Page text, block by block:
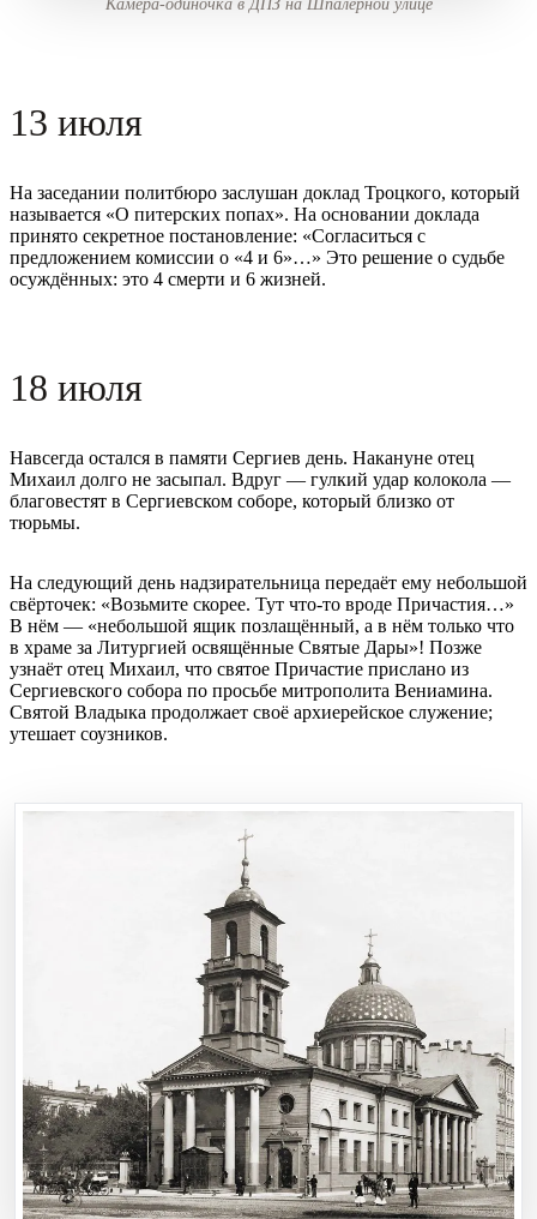
Камера-одиночка в ДПЗ на Шпалерной улице
13 июля
На заседании политбюро заслушан доклад Троцкого, который
называется «О питерских попах». На основании доклада
принято секретное постановление: «Согласиться с
предложением комиссии о «4 и 6»…» Это решение о судьбе
осуждённых: это 4 смерти и 6 жизней.
18 июля
Навсегда остался в памяти Сергиев день. Накануне отец
Михаил долго не засыпал. Вдруг — гулкий удар колокола —
благовестят в Сергиевском соборе, который близко от
тюрьмы.
На следующий день надзирательница передаёт ему небольшой
свёрточек: «Возьмите скорее. Тут что-то вроде Причастия…»
В нём — «небольшой ящик позлащённый, а в нём только что
в храме за Литургией освящённые Святые Дары»! Позже
узнаёт отец Михаил, что святое Причастие прислано из
Сергиевского собора по просьбе митрополита Вениамина.
Святой Владыка продолжает своё архиерейское служение;
утешает соузников.